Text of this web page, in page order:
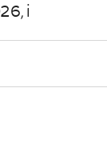
i